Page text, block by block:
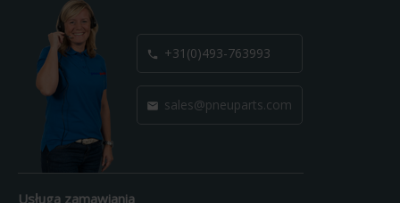
 +31(0)493-763993
 sales@pneuparts.com
Usługa zamawiania